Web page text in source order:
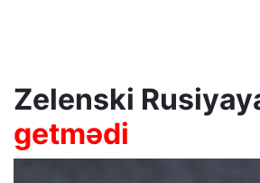
Zelenski
getmədi